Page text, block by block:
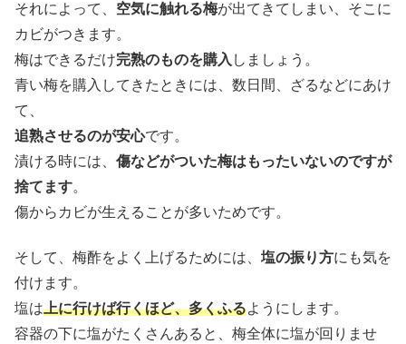
それによって、 空気に触れる梅が出てきてしまい、そこに
カビがつきます。
梅はできるだけ完熟のものを購入 しましょう。
青い梅を購入してきたときには、数日間、ざるなどにあけ
て、
追熟させるのが安心です。
漬ける時には、 傷などがついた梅はもったいないのですが
捨てます。
傷からカビが生えることが多いためです。
そして、梅酢をよく上げるためには、 塩の振り方にも気を
付けます。
塩は上に行けば行くほど、多くふるようにします。
容器の下に塩がたくさんあると、梅全体に塩が回りませ